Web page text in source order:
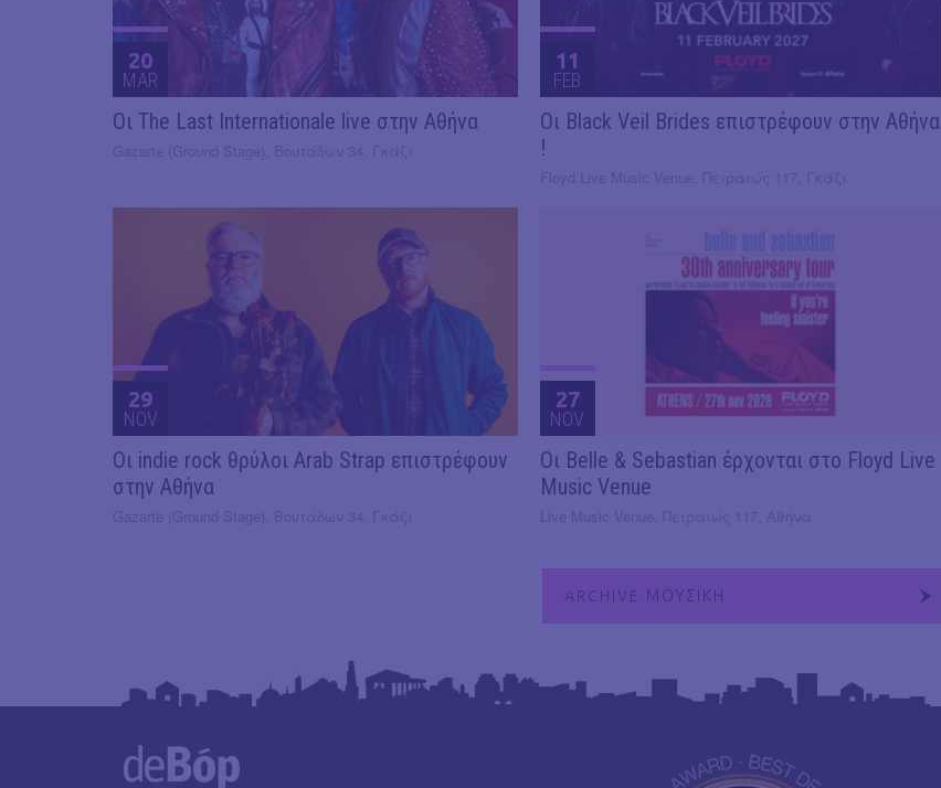
20
MAR
Οι The Last Internationale live στην Αθήνα
11
FEB
Οι Black Veil Brides επιστρέφουν στην Αθήνα
!
29
NOV
Οι indie rock θρύλοι Arab Strap επιστρέφουν
στην Αθήνα
27
NOV
Οι Belle & Sebastian έρχονται στο Floyd Live
Music Venue
ARCHIVE ΜΟΥΣΙΚΗ